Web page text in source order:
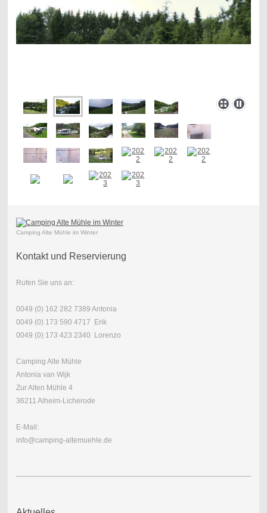
Camping Alte Mühle im Winter
Kontakt und Reservierung
Rufen Sie uns an:
0049 (0) 162 282 7389 Antonia
0049 (0) 173 590 4717 Erik
0049 (0) 173 423 2340 Lorenzo
Camping Alte Mühle
Antonia van Wijk
Zur Alten Mühle 4
36211 Alheim-Licherode
E-Mail:
info@camping-altemuehle.de